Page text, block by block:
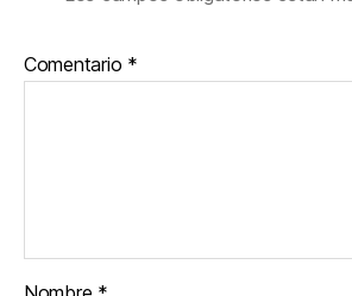
Comentario *